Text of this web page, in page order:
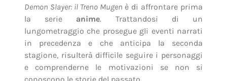
Demon Slayer: il Treno Mugen è di affrontare prima
la serie anime. Trattandosi di un
lungometraggio che prosegue gli eventi narrati
in precedenza e che anticipa la seconda
stagione, risulterà difficile seguire i personaggi
e comprenderne le motivazioni se non si